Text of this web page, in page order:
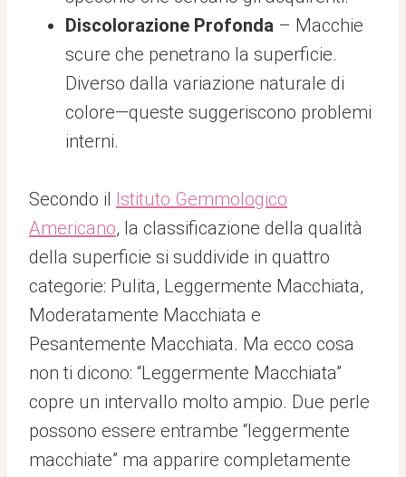
Discolorazione Profonda – Macchie
scure che penetrano la superficie.
Diverso dalla variazione naturale di
colore—queste suggeriscono problemi
interni.
Secondo il Istituto Gemmologico
Americano, la classificazione della qualità
della superficie si suddivide in quattro
categorie: Pulita, Leggermente Macchiata,
Moderatamente Macchiata e
Pesantemente Macchiata. Ma ecco cosa
non ti dicono: “Leggermente Macchiata”
copre un intervallo molto ampio. Due perle
possono essere entrambe “leggermente
macchiate” ma apparire completamente